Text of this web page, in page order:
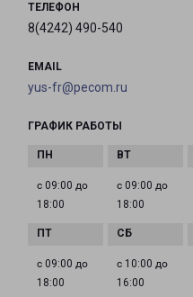
ТЕЛЕФОН
8(4242) 490-540
EMAIL
yus-fr@pecom.ru
ГРАФИК РАБОТЫ
с 09:00 до
18:00
с 09:00 до
18:00
с 09:00 до
18:00
с 10:00 до
16:00